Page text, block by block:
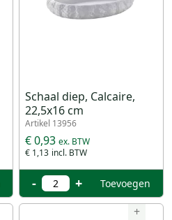
Schaal diep, Calcaire,
22,5x16 cm
Artikel 13956
€ 1,13
€ 0,93
- + Toevoegen
+